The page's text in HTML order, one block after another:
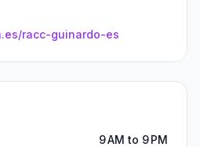
racc-guinardo-es
9 AM to 9 PM